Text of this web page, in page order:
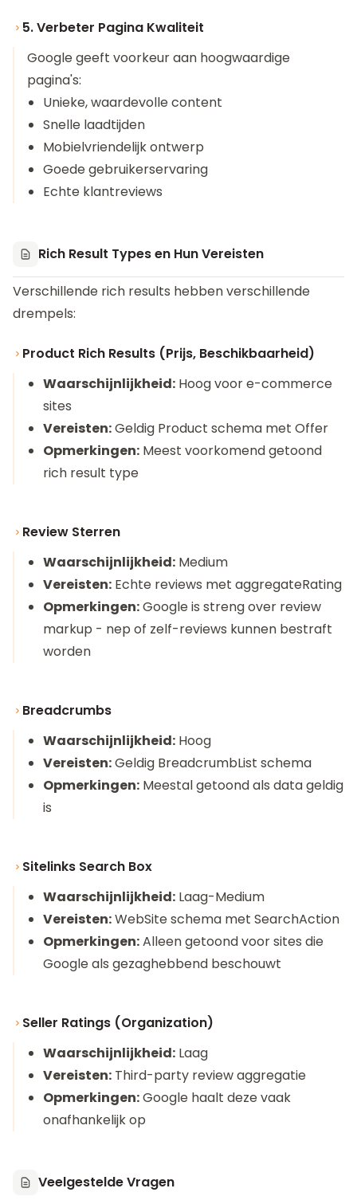
5. Verbeter Pagina Kwaliteit
Google geeft voorkeur aan hoogwaardige
pagina's:
Unieke, waardevolle content
Snelle laadtijden
Mobielvriendelijk ontwerp
Goede gebruikerservaring
Echte klantreviews
Rich Result Types en Hun Vereisten
Verschillende rich results hebben verschillende
drempels:
Product Rich Results (Prijs, Beschikbaarheid)
Waarschijnlijkheid: Hoog voor e-commerce
sites
Vereisten:Geldig Product schema met Offer
Opmerkingen: Meest voorkomend getoond
rich result type
Review Sterren
Waarschijnlijkheid: Medium
Vereisten: Echte reviews met aggregateRating
Opmerkingen:Google is streng over review
markup - nep of zelf-reviews kunnen bestraft
worden
Breadcrumbs
Waarschijnlijkheid: Hoog
Vereisten:Geldig BreadcrumbList schema
Opmerkingen: Meestal getoond als data geldig
is
Sitelinks Search Box
Waarschijnlijkheid: Laag-Medium
Vereisten:WebSite schema met SearchAction
Opmerkingen:Alleen getoond voor sites die
Google als gezaghebbend beschouwt
Seller Ratings (Organization)
Waarschijnlijkheid: Laag
Vereisten: Third-party review aggregatie
Opmerkingen:Google haalt deze vaak
onafhankelijk op
Veelgestelde Vragen